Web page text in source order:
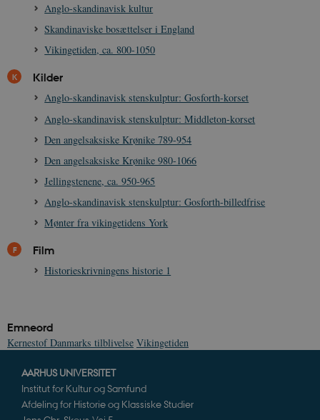
Anglo-skandinavisk kultur
Skandinaviske bosættelser i England
Vikingetiden, ca. 800-1050
Kilder
Anglo-skandinavisk stenskulptur: Gosforth-korset
Anglo-skandinavisk stenskulptur: Middleton-korset
Den angelsaksiske Krønike 789-954
Den angelsaksiske Krønike 980-1066
Jellingstenene, ca. 950-965
Anglo-skandinavisk stenskulptur: Gosforth-billedfrise
Mønter fra vikingetidens York
Film
Historieskrivningens historie 1
Emneord
Kernestof Danmarks tilblivelse Vikingetiden
AARHUS UNIVERSITET
Institut for Kultur og Samfund
Afdeling for Historie og Klassiske Studier
CookieScriptConsent
XSRF-TOKEN
__cf_bm
Cloudflare Inc.
.vimeo.com
Navn
Udbyder /